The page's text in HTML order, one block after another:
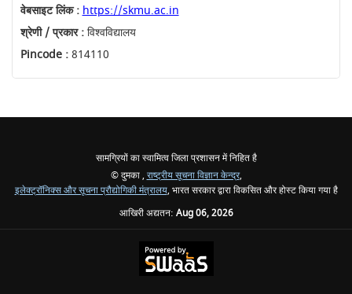
वेबसाइट लिंक : https://skmu.ac.in
श्रेणी / प्रकार :विश्वविद्यालय
Pincode :814110
सामग्रियों का स्वामित्व जिला प्रशासन में निहित है
© दुमका , राष्ट्रीय सूचना विज्ञान केन्द्र,
इलेक्ट्रॉनिक्स और सूचना प्रौद्योगिकी मंत्रालय, भारत सरकार द्वारा विकसित और होस्ट किया गया है
आखिरी अद्यतन: Aug 06, 2026